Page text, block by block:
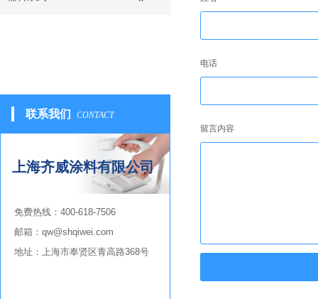
电话
留言内容
联系我们 CONTACT
免费热线： 400-618-7506
邮箱：qw@shqiwei.com
地址： 上海市奉贤区青高路368号
上海齐威涂料有限公司